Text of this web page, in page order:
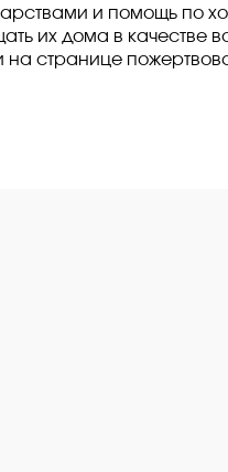
и помощь по
их дома в качестве
на странице